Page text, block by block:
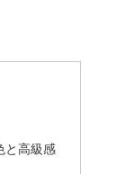
と高級感